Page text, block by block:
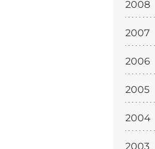
2008
2007
2006
2005
2004
2003